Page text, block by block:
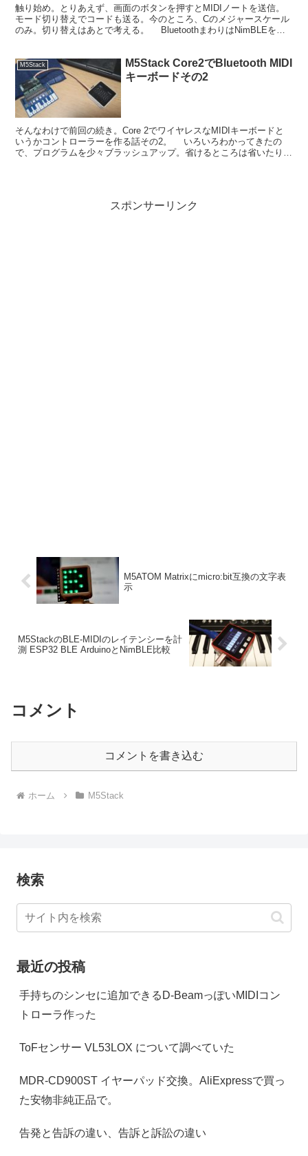
触り始め。とりあえず、画面のボタンを押すとMIDIノートを送信。
モード切り替えでコードも送る。今のところ、Cのメジャースケール
のみ。切り替えはあとで考える。 BluetoothまわりはNimBLEを使
M5Stack
M5Stack Core2でBluetooth MIDI
キーボードその2
そんなわけで前回の続き。Core 2でワイヤレスなMIDIキーボードと
いうかコントローラーを作る話その2。 いろいろわかってきたの
で、プログラムを少々ブラッシュアップ。省けるところは省いたり、
スポンサーリンク
M5ATOM Matrixにmicro:bit互換の文字表
示
M5StackのBLE-MIDIのレイテンシーを計
測 ESP32 BLE ArduinoとNimBLE比較
コメント
コメントを書き込む
ホーム M5Stack
検索
最近の投稿
手持ちのシンセに追加できるD-BeamっぽいMIDIコン
トローラ作った
ToFセンサー VL53LOX について調べていた
MDR-CD900ST イヤーパッド交換。AliExpressで買っ
た安物非純正品で。
告発と告訴の違い、告訴と訴訟の違い